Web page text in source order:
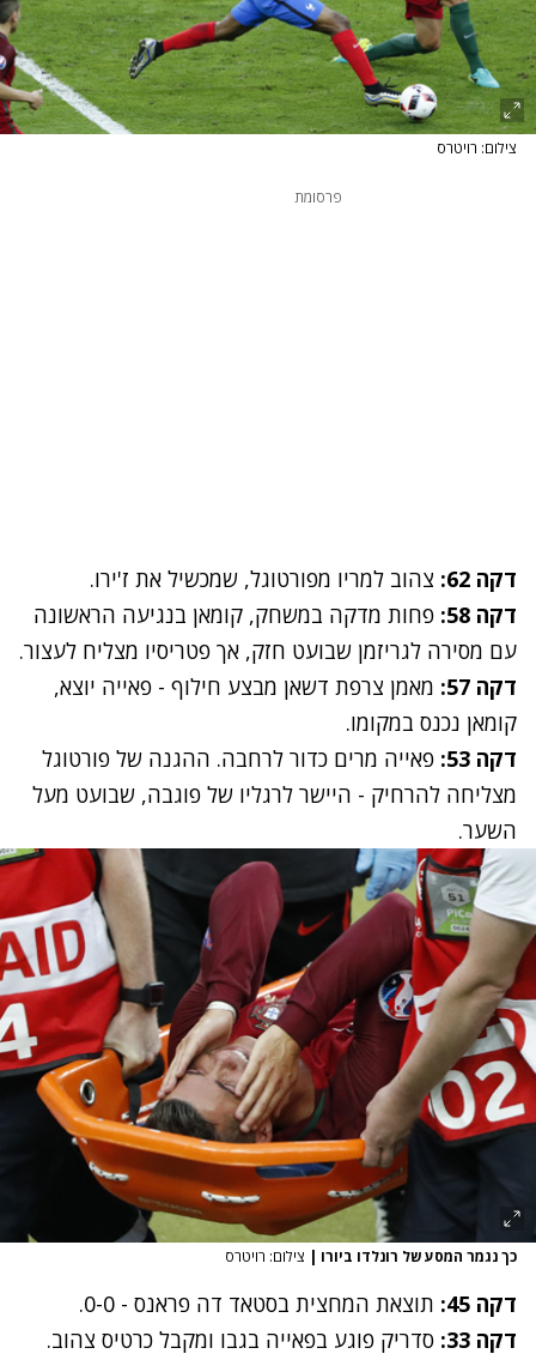
צילום: רויטרס
פרסומת
דקה 62:
צהוב למריו מפורטוגל, שמכשיל את ז'ירו.
דקה 58:
פחות מדקה במשחק, קומאן בנגיעה הראשונה
עם מסירה לגריזמן שבועט חזק, אך פטריסיו מצליח לעצור.
דקה 57:
מאמן צרפת דשאן מבצע חילוף - פאייה יוצא,
קומאן נכנס במקומו.
דקה 53:
פאייה מרים כדור לרחבה. ההגנה של פורטוגל
מצליחה להרחיק - היישר לרגליו של פוגבה, שבועט מעל
השער.
כך נגמר המסע של רונלדו ביורו | צילום: רויטרס
דקה 45:
תוצאת המחצית בסטאד דה פראנס - 0-0.
דקה 33:
סדריק פוגע בפאייה בגבו ומקבל כרטיס צהוב.